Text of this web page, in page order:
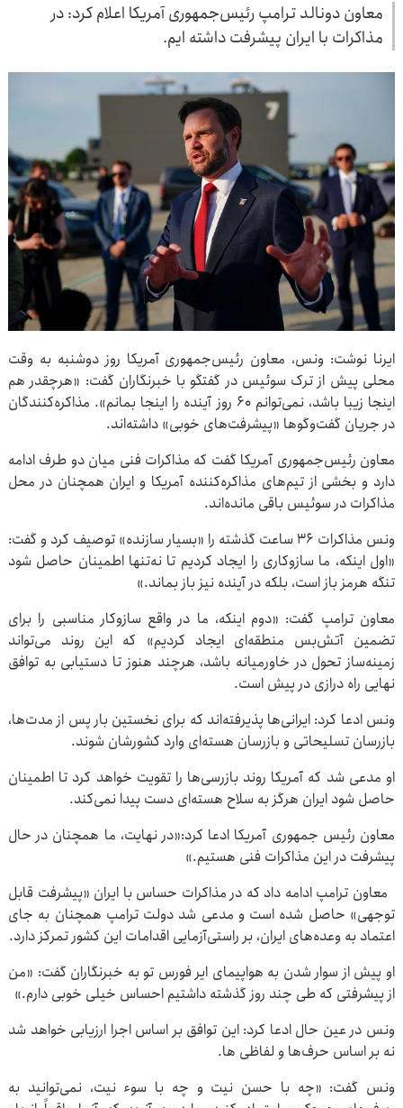
معاون دونالد ترامپ رئیس‌جمهوری آمریکا اعلام کرد: در
مذاکرات با ایران پیشرفت داشته ایم.
ایرنا نوشت: ونس، معاون رئیس‌جمهوری آمریکا روز دوشنبه به وقت
محلی پیش از ترک سوئیس در گفتگو با خبرنگاران گفت: «هرچقدر هم
اینجا زیبا باشد، نمی‌توانم ۶۰ روز آینده را اینجا بمانم». مذاکره‌کنندگان
در جریان گفت‌وگوها «پیشرفت‌های خوبی» داشته‌اند.
معاون رئیس‌جمهوری آمریکا گفت که مذاکرات فنی میان دو طرف ادامه
دارد و بخشی از تیم‌های مذاکره‌کننده آمریکا و ایران همچنان در محل
مذاکرات در سوئیس باقی مانده‌اند.
ونس مذاکرات ۳۶ ساعت گذشته را «بسیار سازنده» توصیف کرد و گفت:
«اول اینکه، ما سازوکاری را ایجاد کردیم تا نه‌تنها اطمینان حاصل شود
تنگه هرمز باز است، بلکه در آینده نیز باز بماند.»
معاون ترامپ گفت: «دوم اینکه، ما در واقع سازوکار مناسبی را برای
تضمین آتش‌بس منطقه‌ای ایجاد کردیم» که این روند می‌تواند
زمینه‌ساز تحول در خاورمیانه باشد، هرچند هنوز تا دستیابی به توافق
نهایی راه درازی در پیش است.
ونس ادعا کرد: ایرانی‌ها پذیرفته‌اند که برای نخستین بار پس از مدت‌ها،
بازرسان تسلیحاتی و بازرسان هسته‌ای وارد کشورشان شوند.
او مدعی شد که آمریکا روند بازرسی‌ها را تقویت خواهد کرد تا اطمینان
حاصل شود ایران هرگز به سلاح هسته‌ای دست پیدا نمی‌کند.
معاون رئیس جمهوری آمریکا ادعا کرد:«در نهایت، ما همچنان در حال
پیشرفت در این مذاکرات فنی هستیم.»
معاون ترامپ ادامه داد که در مذاکرات حساس با ایران «پیشرفت قابل
توجهی» حاصل شده است و مدعی شد دولت ترامپ همچنان به جای
اعتماد به وعده‌های ایران، بر راستی‌آزمایی اقدامات این کشور تمرکز دارد.
او پیش از سوار شدن به هواپیمای ایر فورس تو به خبرنگاران گفت: «من
از پیشرفتی که طی چند روز گذشته داشتیم احساس خیلی خوبی دارم.»
ونس در عین حال ادعا کرد: این توافق بر اساس اجرا ارزیابی خواهد شد
نه بر اساس حرف‌ها و لفاظی ها.
ونس گفت: «چه با حسن نیت و چه با سوء نیت، نمی‌توانید به